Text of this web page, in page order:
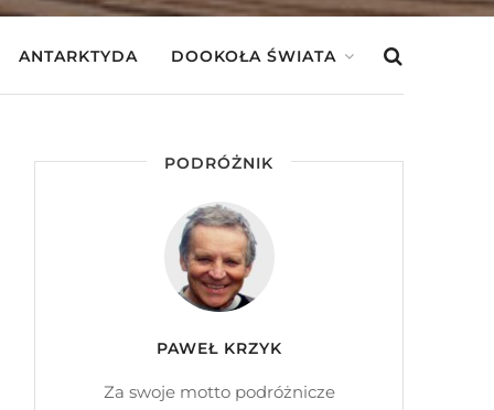
ANTARKTYDA DOOKOŁA ŚWIATA
PODRÓŻNIK
PAWEŁ KRZYK
Za swoje motto podróżnicze